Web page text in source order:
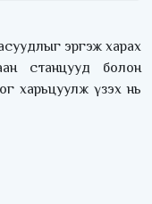
эргэж харах
станцууд болон
харьцуулж үзэх нь